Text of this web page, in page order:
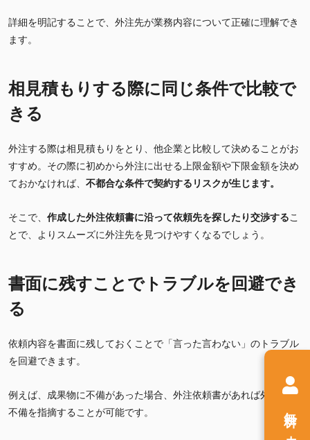
詳細を明記することで、外注先が業務内容について正確に理解でき
ます。
相見積もりする際に同じ条件で比較で
きる
外注する際は相見積もりをとり、他企業と比較して決めることがお
すすめ。その際に初めから外注に出せる上限金額や下限金額を決め
ておかなければ、 不都合な条件で契約するリスクが生じます。
そこで、 作成した外注依頼書に沿って依頼先を探したり交渉するこ
とで、よりスムーズに外注先を見つけやすくなるでしょう。
書面に残すことでトラブルを回避でき
る
依頼内容を書面に残しておくことで「言った言わない」のトラブル
を回避できます。
例えば、成果物に不備があった場合、外注依頼書があれば外注先の
不備を指摘することが可能です。